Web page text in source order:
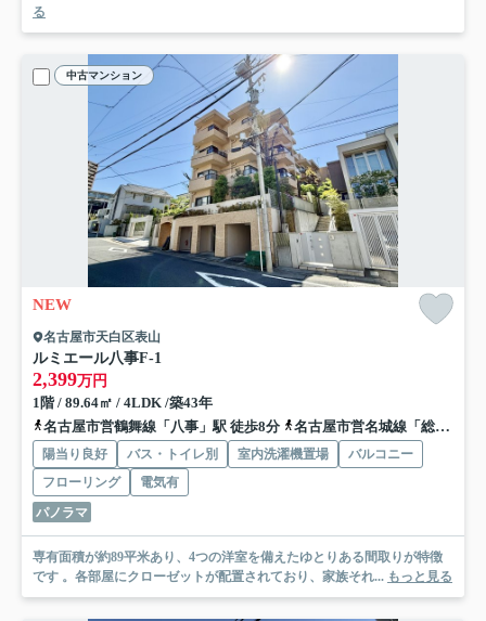
る
中古マンション
NEW
名古屋市天白区表山
ルミエール八事F-1
2,399万円
1階 / 89.64㎡ / 4LDK /築43年
名古屋市営鶴舞線「八事」駅 徒歩8分
名古屋市営名城線「総合リハビリセンター」駅 徒歩14分
陽当り良好 バス・トイレ別 室内洗濯機置場
バルコニー
フローリング
電気有
パノラマ
専有面積が約89平米あり、4つの洋室を備えたゆとりある間取りが特徴
です 。各部屋にクローゼットが配置されており、家族それ... もっと見る